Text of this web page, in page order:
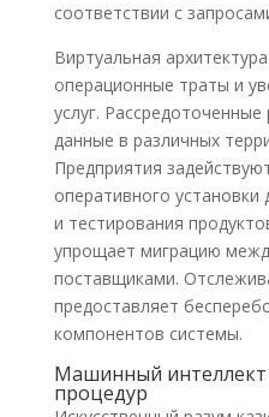
соответствии с
Виртуальная
операционные траты и
услуг.
данные в различных
Предприятия
оперативного
и тестирования
упрощает миграцию
поставщиками.
предоставляет
компонентов системы.
Машинный интеллект
процедур